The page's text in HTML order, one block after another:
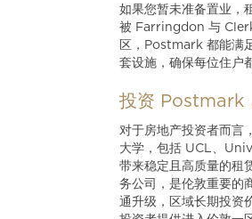
如果您暂未准备置业，
被 Farringdon 与
区，Postmark 都能满
套设施，确保每位住户
投资 Postmark
对于房地产投资者而言
大学，包括 UCL、
带来稳定且高质量的租
务公司，是伦敦重要
通升级，区域长期投资